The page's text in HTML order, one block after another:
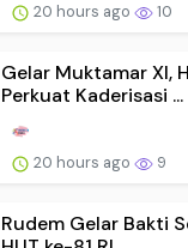
20 hours ago 10
Gelar Muktamar XI,
Perkuat Kaderisasi ...
20 hours ago 9
Rudem Gelar Bakti